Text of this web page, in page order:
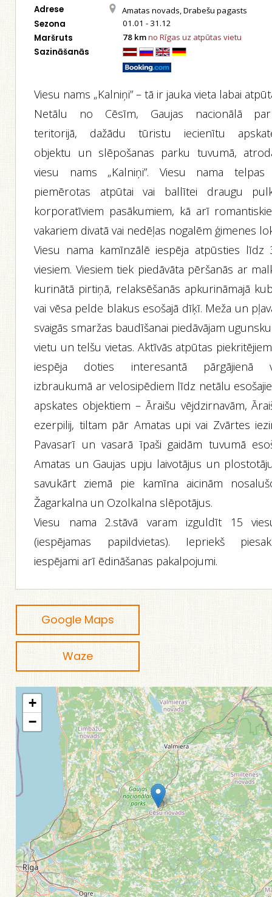
Adrese Amatas novads, Drabešu pagasts
Sezona 01.01 - 31.12
Maršruts 78 kmno Rīgas uz atpūtas vietu
Sazināšanās
Viesu nams „Kalniņi” – tā ir jauka vieta labai
Netālu no Cēsīm, Gaujas nacionālā
teritorijā, dažādu tūristu iecienītu
objektu un slēpošanas parku tuvumā,
viesu nams „Kalniņi”. Viesu nama
piemērotas atpūtai vai ballītei draugu
korporatīviem pasākumiem, kā arī
vakariem divatā vai nedēļas nogalēm ģimenes
Viesu nama kamīnzālē iespēja atpūsties līdz
viesiem. Viesiem tiek piedāvāta pēršanās ar
kurinātā pirtiņā, relaksēšanās apkurināmajā
vai vēsa pelde blakus esošajā dīķī. Meža un
svaigās smaržas baudīšanai piedāvājam
vietu un telšu vietas. Aktīvās atpūtas
iespēja doties interesantā pārgājienā
izbraukumā ar velosipēdiem līdz netālu
apskates objektiem – Āraišu vējdzirnavām,
ezerpilij, tiltam pār Amatas upi vai Zvārtes
Pavasarī un vasarā īpaši gaidām tuvumā
Amatas un Gaujas upju laivotājus un
savukārt ziemā pie kamīna aicinām
Žagarkalna un Ozolkalna slēpotājus.
Viesu nama 2.stāvā varam izguldīt 15
(iespējamas papildvietas). Iepriekš
iespējami arī ēdināšanas pakalpojumi.
Google Maps
Waze
+
−